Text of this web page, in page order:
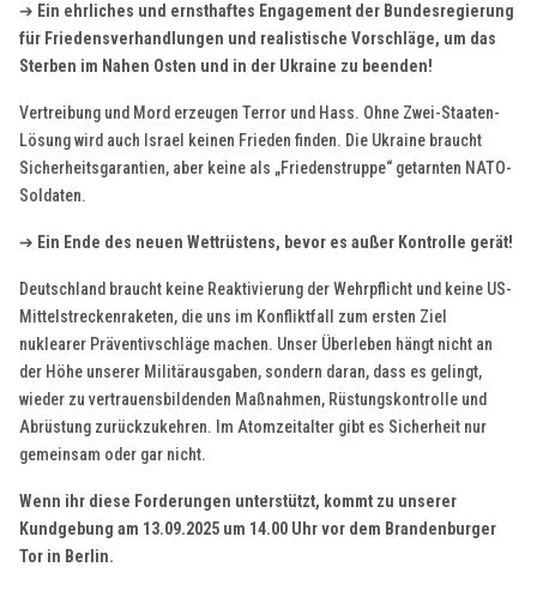
➔ Ein ehrliches und ernsthaftes Engagement der Bundesregierung
für Friedensverhandlungen und realistische Vorschläge, um das
Sterben im Nahen Osten und in der Ukraine zu beenden!
Vertreibung und Mord erzeugen Terror und Hass. Ohne Zwei-Staaten-
Lösung wird auch Israel keinen Frieden finden. Die Ukraine braucht
Sicherheitsgarantien, aber keine als „Friedenstruppe“ getarnten NATO-
Soldaten.
➔ Ein Ende des neuen Wettrüstens, bevor es außer Kontrolle gerät!
Deutschland braucht keine Reaktivierung der Wehrpflicht und keine US-
Mittelstreckenraketen, die uns im Konfliktfall zum ersten Ziel
nuklearer Präventivschläge machen. Unser Überleben hängt nicht an
der Höhe unserer Militärausgaben, sondern daran, dass es gelingt,
wieder zu vertrauensbildenden Maßnahmen, Rüstungskontrolle und
Abrüstung zurückzukehren. Im Atomzeitalter gibt es Sicherheit nur
gemeinsam oder gar nicht.
Wenn ihr diese Forderungen unterstützt, kommt zu unserer
Kundgebung am 13.09.2025 um 14.00 Uhr vor dem Brandenburger
Tor in Berlin.